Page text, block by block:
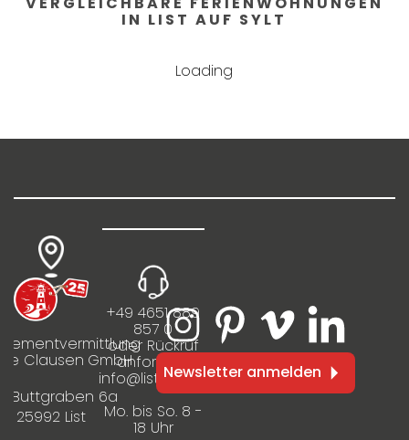
IN LIST AUF SYLT
Loading
Clausen GmbH
Buttgraben 6a
25992 List
+49 4651 889
857 0
oder Rückruf
anfordern
info@listinfo.de
Mo. bis So. 8 -
18 Uhr
Newsletter anmelden